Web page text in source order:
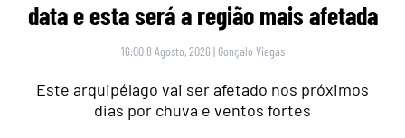
data e esta será a região mais afetada
16:00 8 Agosto, 2026 | Gonçalo Viegas
Este arquipélago vai ser afetado nos próximos
dias por chuva e ventos fortes